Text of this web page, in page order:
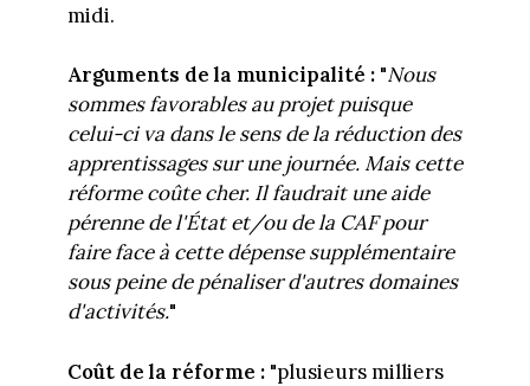
midi.
Arguments de la municipalité :"Nous
sommes favorables au projet puisque
celui-ci va dans le sens de la réduction des
apprentissages sur une journée. Mais cette
réforme coûte cher. Il faudrait une aide
pérenne de l'État et/ou de la CAF pour
faire face à cette dépense supplémentaire
sous peine de pénaliser d'autres domaines
d'activités."
Coût de la réforme :"plusieurs milliers